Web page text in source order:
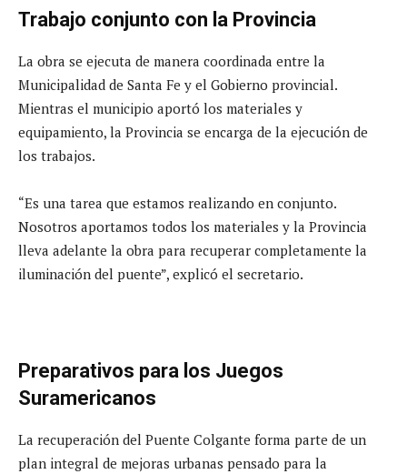
Trabajo conjunto con la Provincia
La obra se ejecuta de manera coordinada entre la
Municipalidad de Santa Fe y el Gobierno provincial.
Mientras el municipio aportó los materiales y
equipamiento, la Provincia se encarga de la ejecución de
los trabajos.
“Es una tarea que estamos realizando en conjunto.
Nosotros aportamos todos los materiales y la Provincia
lleva adelante la obra para recuperar completamente la
iluminación del puente”, explicó el secretario.
Preparativos para los Juegos
Suramericanos
La recuperación del Puente Colgante forma parte de un
plan integral de mejoras urbanas pensado para la